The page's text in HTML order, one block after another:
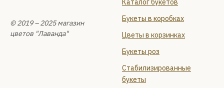
© 2019 – 2025 магазин
цветов "Лаванда"
Каталог букетов
Букеты в коробках
Цветы в корзинках
Букеты роз
Стабилизированные
букеты